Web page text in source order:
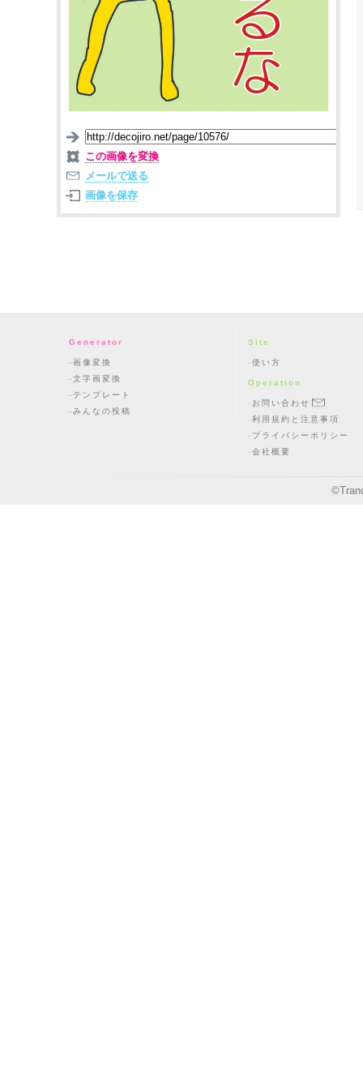
この画像を変換
メールで送る
画像を保存
Generator
画像変換
文字画変換
テンプレート
みんなの投稿
Site
使い方
Operation
お問い合わせ
利用規約と注意事項
プライバシーポリシー
会社概要
©